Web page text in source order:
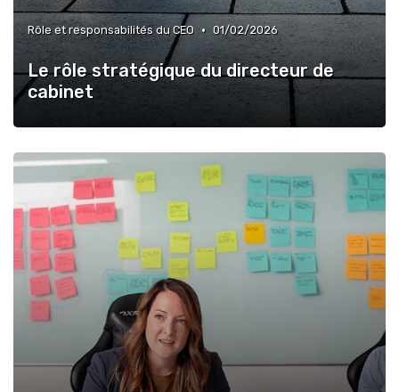
Rôle et responsabilités du CEO • 01/02/2026
Le rôle stratégique du directeur de
cabinet